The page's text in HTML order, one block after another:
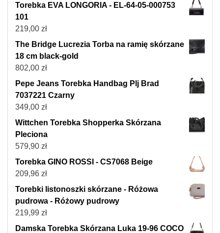
Torebka EVA LONGORIA - EL-64-05-000753
101
219,00 zł
The Bridge Lucrezia Torba na ramię skórzane
18 cm black-gold
802,00 zł
Pepe Jeans Torebka Handbag Plj Brad
7037221 Czarny
349,00 zł
Wittchen Torebka Shopperka Skórzana
Pleciona
579,90 zł
Torebka GINO ROSSI - CS7068 Beige
209,96 zł
Torebki listonoszki skórzane - Różowa
pudrowa - Różowy pudrowy
219,99 zł
Damska Torebka Skórzana Luka 19-96 COCO